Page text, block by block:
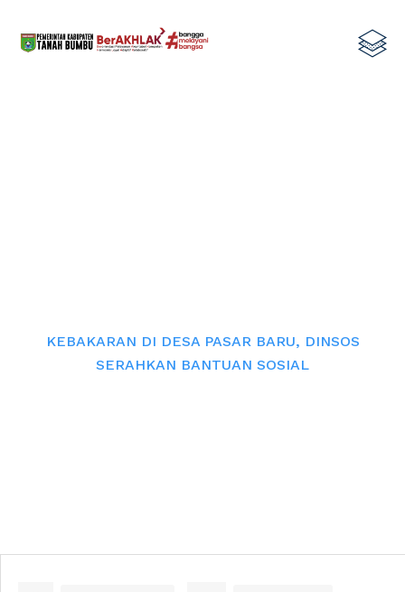
KEBAKARAN DI DESA PASAR BARU, DINSOS
SERAHKAN BANTUAN SOSIAL